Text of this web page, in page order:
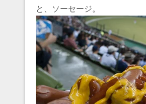
と、ソーセージ。